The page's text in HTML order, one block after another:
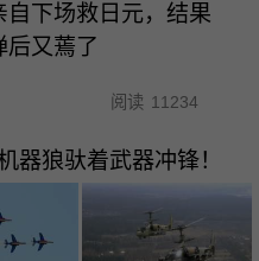
自下场救日元，结果
后又蔫了
阅读 11234
器狼驮着武器冲锋！